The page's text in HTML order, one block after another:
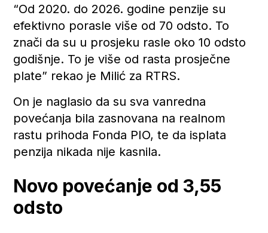
“Od 2020. do 2026. godine penzije su
efektivno porasle više od 70 odsto. To
znači da su u prosjeku rasle oko 10 odsto
godišnje. To je više od rasta prosječne
plate” rekao je Milić za RTRS.
On je naglasio da su sva vanredna
povećanja bila zasnovana na realnom
rastu prihoda Fonda PIO, te da isplata
penzija nikada nije kasnila.
Novo povećanje od 3,55
odsto